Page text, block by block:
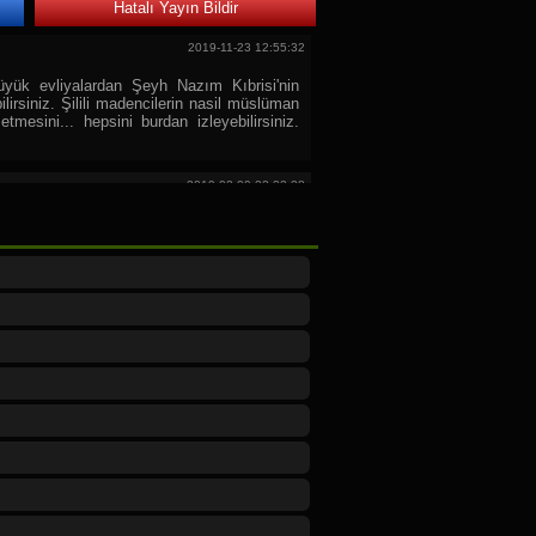
Hatalı Yayın Bildir
2019-11-23 12:55:32
evliyalardan Şeyh Nazım Kıbrisi'nin
Şilili madencilerin nasil müslüman
hepsini burdan izleyebilirsiniz.
2019-02-09 22:22:28
zevk alarak izliyorum. Başarılarınızın
cok selamlar
herkeze selamlar. Ramazaninizi kutlu
ve hocama selamlar...